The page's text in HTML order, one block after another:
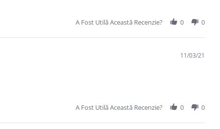
A Fost Utilă Această Recenzie? 0 0
11/03/21
A Fost Utilă Această Recenzie? 0 0